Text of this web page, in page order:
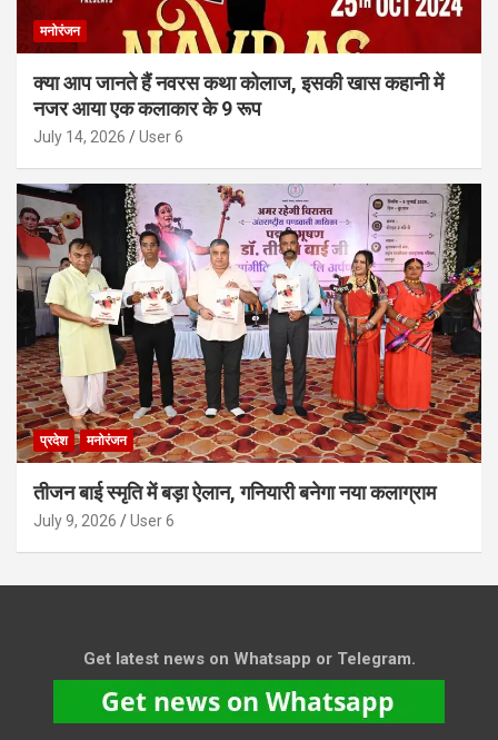
मनोरंजन
क्या आप जानते हैं नवरस कथा कोलाज, इसकी खास कहानी में
नजर आया एक कलाकार के 9 रूप
July 14, 2026 User 6
प्रदेश मनोरंजन
तीजन बाई स्मृति में बड़ा ऐलान, गनियारी बनेगा नया कलाग्राम
July 9, 2026 User 6
Get latest news on Whatsapp or Telegram.